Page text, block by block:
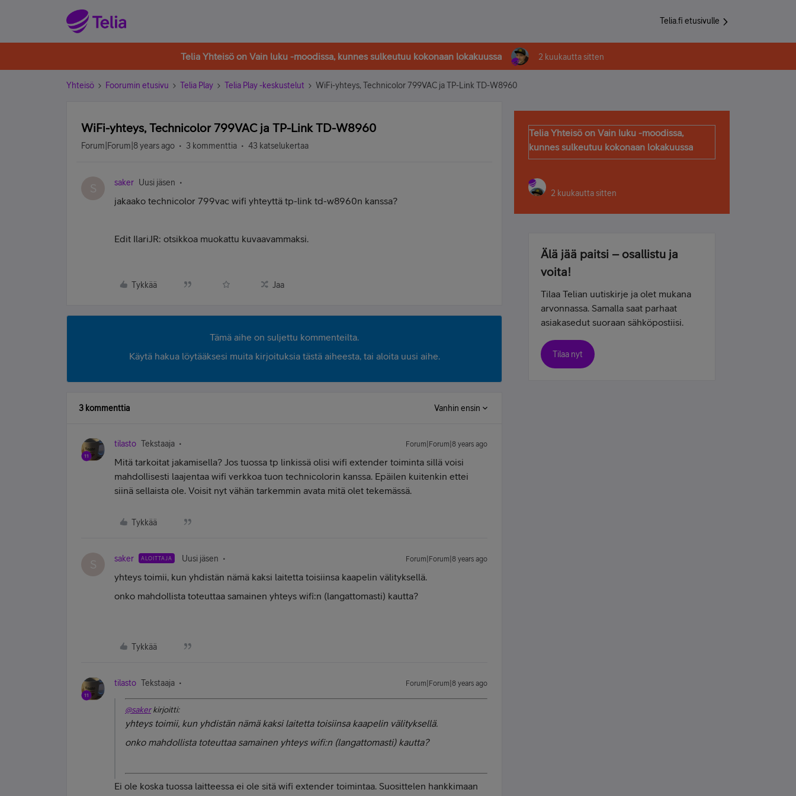
Telia.fi etusivulle
Telia Yhteisö on Vain luku -moodissa, kunnes sulkeutuu kokonaan lokakuussa 2 kuukautta sitten
Yhteisö Foorumin etusivu Telia Play Telia Play -keskustelut WiFi-yhteys, Technicolor 799VAC ja TP-Link TD-W8960
WiFi-yhteys, Technicolor 799VAC ja TP-Link TD-W8960
Forum|Forum|8 years ago 3 kommenttia 43 katselukertaa
S saker Uusi jäsen
jakaako technicolor 799vac wifi yhteyttä tp-link td-w8960n kanssa?
Edit IlariJR: otsikkoa muokattu kuvaavammaksi.
Tykkää Jaa
Tämä aihe on suljettu kommenteilta.
Käytä hakua löytääksesi muita kirjoituksia tästä aiheesta, tai aloita uusi aihe.
3 kommenttia Vanhin ensin
tilasto Tekstaaja Forum|Forum|8 years ago
Mitä tarkoitat jakamisella? Jos tuossa tp linkissä olisi wifi extender toiminta sillä voisi
mahdollisesti laajentaa wifi verkkoa tuon technicolorin kanssa. Epäilen kuitenkin ettei
siinä sellaista ole. Voisit nyt vähän tarkemmin avata mitä olet tekemässä.
Tykkää
S saker ALOITTAJA Uusi jäsen Forum|Forum|8 years ago
yhteys toimii, kun yhdistän nämä kaksi laitetta toisiinsa kaapelin välityksellä.
onko mahdollista toteuttaa samainen yhteys wifi:n (langattomasti) kautta?
Tykkää
tilasto Tekstaaja Forum|Forum|8 years ago
@sakerkirjoitti:
yhteys toimii, kun yhdistän nämä kaksi laitetta toisiinsa kaapelin välityksellä.
onko mahdollista toteuttaa samainen yhteys wifi:n (langattomasti) kautta?
Ei ole koska tuossa laitteessa ei ole sitä wifi extender toimintaa. Suosittelen hankkimaan
Telia Yhteisö on Vain luku -moodissa,
kunnes sulkeutuu kokonaan lokakuussa
2 kuukautta sitten
Älä jää paitsi – osallistu ja
voita!
Tilaa Telian uutiskirje ja olet mukana
arvonnassa. Samalla saat parhaat
asiakasedut suoraan sähköpostiisi.
Tilaa nyt